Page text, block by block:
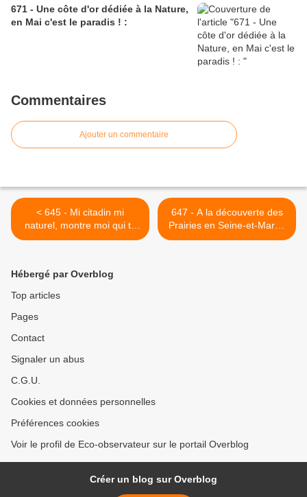
671 - Une côte d'or dédiée à la Nature,
en Mai c'est le paradis ! :
Commentaires
Ajouter un commentaire
< 645 - Mi citadin mi
naturel, montre moi qui tu
es ! : 30/06/2024
647 - A la découverte des
Prairies en Seine-et-Marne
: 25/08/2024 >
Hébergé par Overblog
Top articles
Pages
Contact
Signaler un abus
C.G.U.
Cookies et données personnelles
Préférences cookies
Voir le profil de Eco-observateur sur le portail Overblog
Créer un blog sur Overblog